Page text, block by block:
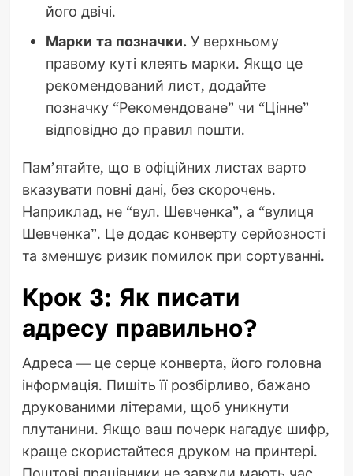
його двічі.
Марки та позначки. У верхньому
правому куті клеять марки. Якщо це
рекомендований лист, додайте
позначку “Рекомендоване” чи “Цінне”
відповідно до правил пошти.
Пам’ятайте, що в офіційних листах варто
вказувати повні дані, без скорочень.
Наприклад, не “вул. Шевченка”, а “вулиця
Шевченка”. Це додає конверту серйозності
та зменшує ризик помилок при сортуванні.
Крок 3: Як писати
адресу правильно?
Адреса — це серце конверта, його головна
інформація. Пишіть її розбірливо, бажано
друкованими літерами, щоб уникнути
плутанини. Якщо ваш почерк нагадує шифр,
краще скористайтеся друком на принтері.